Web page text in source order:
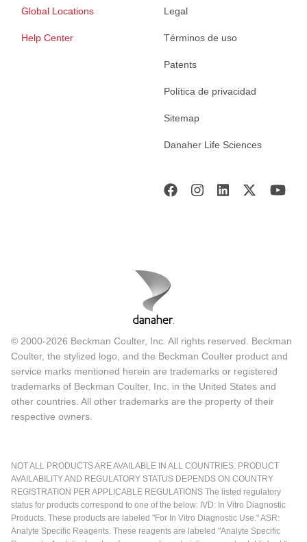
Global Locations
Help Center
Legal
Términos de uso
Patents
Política de privacidad
Sitemap
Danaher Life Sciences
© 2000-2026 Beckman Coulter, Inc. All rights reserved. Beckman
Coulter, the stylized logo, and the Beckman Coulter product and
service marks mentioned herein are trademarks or registered
trademarks of Beckman Coulter, Inc. in the United States and
other countries. All other trademarks are the property of their
respective owners.
NOT ALL PRODUCTS ARE AVAILABLE IN ALL COUNTRIES. PRODUCT
AVAILABILITY AND REGULATORY STATUS DEPENDS ON COUNTRY
REGISTRATION PER APPLICABLE REGULATIONS The listed regulatory
status for products correspond to one of the below: IVD: In Vitro Diagnostic
Products. These products are labeled "For In Vitro Diagnostic Use." ASR:
Analyte Specific Reagents. These reagents are labeled "Analyte Specific